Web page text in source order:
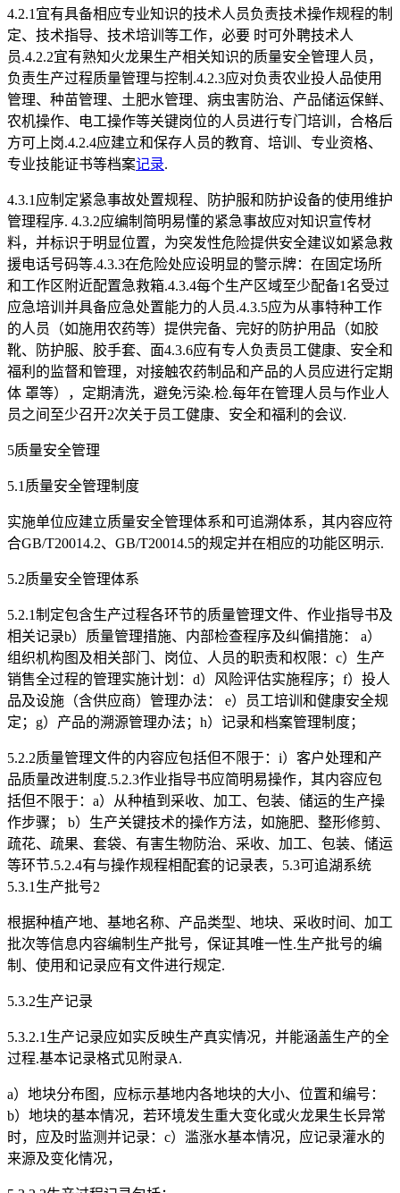
4.2.1宜有具备相应专业知识的技术人员负责技术操作规程的制
定、技术指导、技术培训等工作，必要 时可外聘技术人
员.4.2.2宜有熟知火龙果生产相关知识的质量安全管理人员，
负责生产过程质量管理与控制.4.2.3应对负责农业投人品使用
管理、种苗管理、土肥水管理、病虫害防治、产品储运保鲜、
农机操作、电工操作等关键岗位的人员进行专门培训，合格后
方可上岗.4.2.4应建立和保存人员的教育、培训、专业资格、
专业技能证书等档案记录.
4.3.1应制定紧急事故处置规程、防护服和防护设备的使用维护
管理程序. 4.3.2应编制简明易懂的紧急事故应对知识宣传材
料，并标识于明显位置，为突发性危险提供安全建议如紧急救
援电话号码等.4.3.3在危险处应设明显的警示牌：在固定场所
和工作区附近配置急救箱.4.3.4每个生产区域至少配备1名受过
应急培训并具备应急处置能力的人员.4.3.5应为从事特种工作
的人员（如施用农药等）提供完备、完好的防护用品（如胶
靴、防护服、胶手套、面4.3.6应有专人负责员工健康、安全和
福利的监督和管理，对接触农药制品和产品的人员应进行定期
体 罩等），定期清洗，避免污染.检.每年在管理人员与作业人
员之间至少召开2次关于员工健康、安全和福利的会议.
5质量安全管理
5.1质量安全管理制度
实施单位应建立质量安全管理体系和可追溯体系，其内容应符
合GB/T20014.2、GB/T20014.5的规定并在相应的功能区明示.
5.2质量安全管理体系
5.2.1制定包含生产过程各环节的质量管理文件、作业指导书及
相关记录b）质量管理措施、内部检查程序及纠偏措施： a）
组织机构图及相关部门、岗位、人员的职责和权限：c）生产
销售全过程的管理实施计划：d）风险评估实施程序；f）投人
品及设施（含供应商）管理办法： e）员工培训和健康安全规
定；g）产品的溯源管理办法；h）记录和档案管理制度；
5.2.2质量管理文件的内容应包括但不限于：i）客户处理和产
品质量改进制度.5.2.3作业指导书应简明易操作，其内容应包
括但不限于：a）从种植到采收、加工、包装、储运的生产操
作步骤； b）生产关键技术的操作方法，如施肥、整形修剪、
疏花、疏果、套袋、有害生物防治、采收、加工、包装、储运
等环节.5.2.4有与操作规程相配套的记录表，5.3可追湖系统
5.3.1生产批号2
根据种植产地、基地名称、产品类型、地块、采收时间、加工
批次等信息内容编制生产批号，保证其唯一性.生产批号的编
制、使用和记录应有文件进行规定.
5.3.2生产记录
5.3.2.1生产记录应如实反映生产真实情况，并能涵盖生产的全
过程.基本记录格式见附录A.
a）地块分布图，应标示基地内各地块的大小、位置和编号：
b）地块的基本情况，若环境发生重大变化或火龙果生长异常
时，应及时监测并记录：c）滥涨水基本情况，应记录灌水的
来源及变化情况，